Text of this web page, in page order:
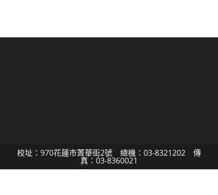
校址：970花蓮市菁華街2號 總機：03-8321202 傳
真：03-8360021